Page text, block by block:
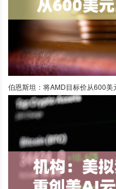
伯恩斯坦：将AMD目标价从600